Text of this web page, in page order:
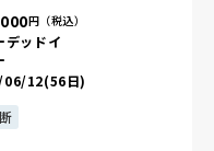
円（税込）
デッドイ
06/12(56日)